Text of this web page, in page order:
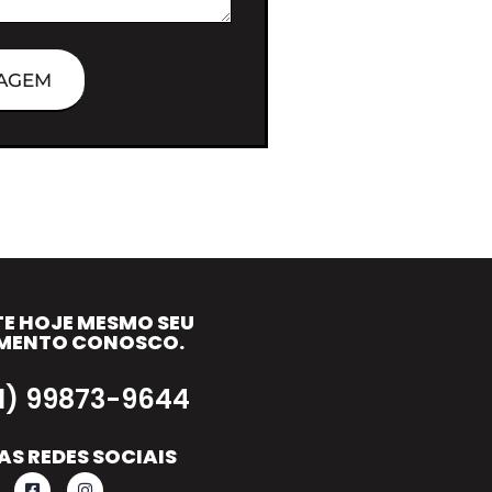
HOJE MESMO SEU
CONOSCO.
99873-9644
REDES SOCIAIS